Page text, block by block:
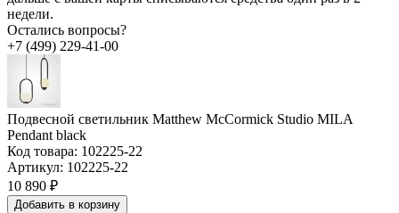
недели.
Остались вопросы?
+7 (499) 229-41-00
Подвесной светильник Matthew McCormick Studio MILA
Pendant black
Код товара: 102225-22
Артикул: 102225-22
10 890 ₽
Добавить в корзину